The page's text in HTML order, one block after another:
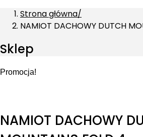
Strona główna
NAMIOT DACHOWY DUTCH
Sklep
Promocja!
NAMIOT DACHOWY